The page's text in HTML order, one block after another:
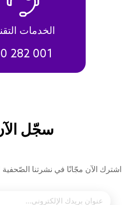
الخدمات
282 001
سجّل
اشترك الآن مجّانًا في نشرتنا